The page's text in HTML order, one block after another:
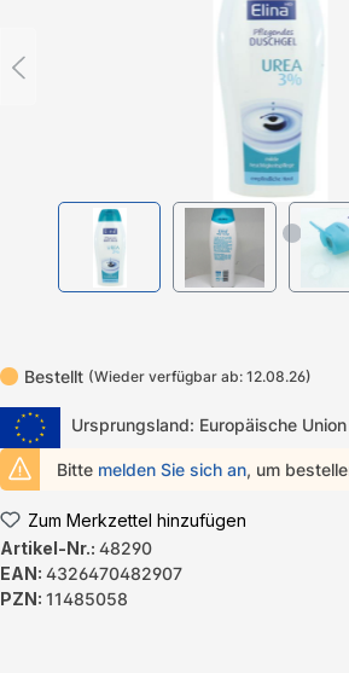
Bestellt (Wieder verfügbar ab: 12.08.26)
Ursprungsland: Europäische Union
Bitte melden Sie sich an, um
Zum Merkzettel hinzufügen
Artikel-Nr.: 48290
EAN: 4326470482907
PZN: 11485058